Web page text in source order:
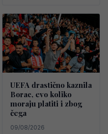
UEFA drastično kaznila
Borac, evo koliko
moraju platiti i zbog
čega
09/08/2026